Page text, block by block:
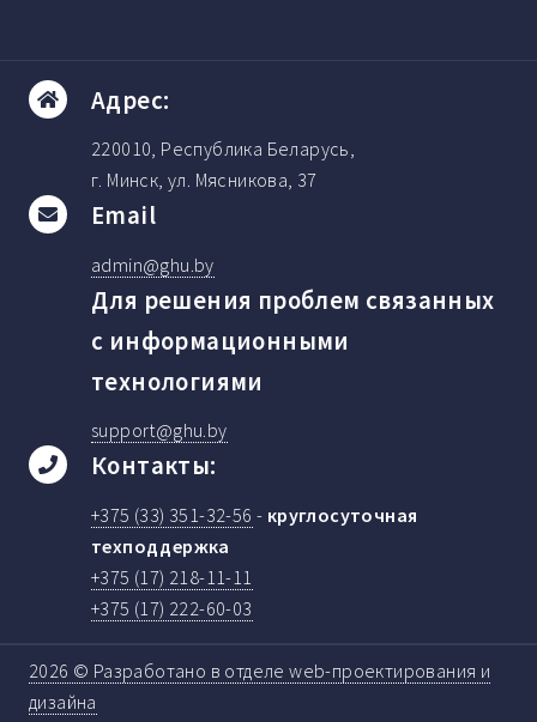
Адрес:
220010, Республика Беларусь,
г. Минск, ул. Мясникова, 37
Email
admin@ghu.by
Для решения проблем связанных
c информационными
технологиями
support@ghu.by
Контакты:
+375 (33) 351-32-56 - круглосуточная
техподдержка
+375 (17) 218-11-11
+375 (17) 222-60-03
2026 © Разработано в отделе web-проектирования и
дизайна